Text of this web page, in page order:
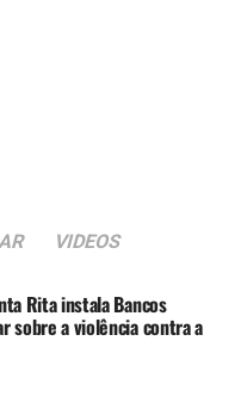
VIDEOS
Rita instala Bancos
sobre a violência contra a